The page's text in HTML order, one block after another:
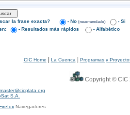
la frase exacta? - No (recomendado)
- Si
- Resultados más rápidos - Alfabético
CIC Home La Cuenca| Programas y
Copyright © CIC
S.A.
Navegadores